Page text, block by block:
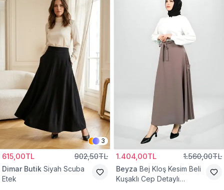
3
615,00TL 902,50TL
Dimar Butik Siyah Scuba
Etek
1.404,00TL 1.560,00TL
Beyza Bej Kloş Kesim Beli
Kuşaklı Cep Detaylı